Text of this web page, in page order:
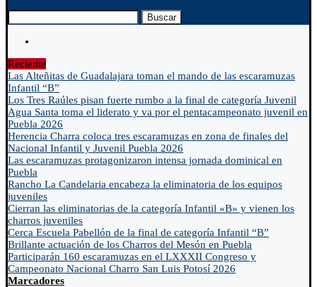
Buscar
Reciente
Las Alteñitas de Guadalajara toman el mando de las escaramuzas
Infantil “B”
Los Tres Raúles pisan fuerte rumbo a la final de categoría Juvenil
Agua Santa toma el liderato y va por el pentacampeonato juvenil en
Puebla 2026
Herencia Charra coloca tres escaramuzas en zona de finales del
Nacional Infantil y Juvenil Puebla 2026
Las escaramuzas protagonizaron intensa jornada dominical en
Puebla
Rancho La Candelaria encabeza la eliminatoria de los equipos
juveniles
Cierran las eliminatorias de la categoría Infantil «B» y vienen los
charros juveniles
Cerca Escuela Pabellón de la final de categoría Infantil “B”
Brillante actuación de los Charros del Mesón en Puebla
Participarán 160 escaramuzas en el LXXXII Congreso y
Campeonato Nacional Charro San Luis Potosí 2026
Marcadores